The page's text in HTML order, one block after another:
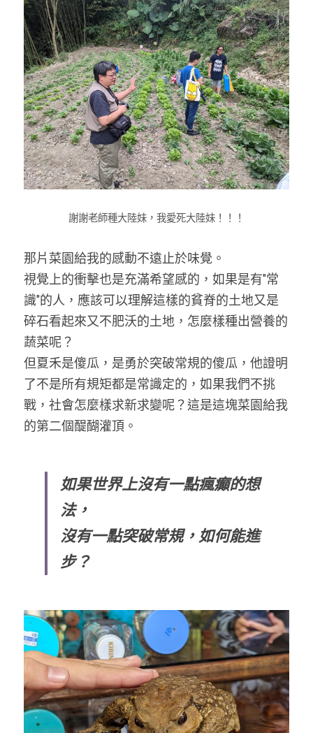
謝謝老師種大陸妹，我愛死大陸妹！！！
那片菜園給我的感動不遠止於味覺。
視覺上的衝擊也是充滿希望感的，如果是有"常
識"的人，應該可以理解這樣的貧脊的土地又是
碎石看起來又不肥沃的土地，怎麼樣種出營養的
蔬菜呢？
但夏禾是傻瓜，是勇於突破常規的傻瓜，他證明
了不是所有規矩都是常識定的，如果我們不挑
戰，社會怎麼樣求新求變呢？這是這塊菜園給我
的第二個醍醐灌頂。
如果世界上沒有一點瘋癲的想
法，
沒有一點突破常規，如何能進
步？